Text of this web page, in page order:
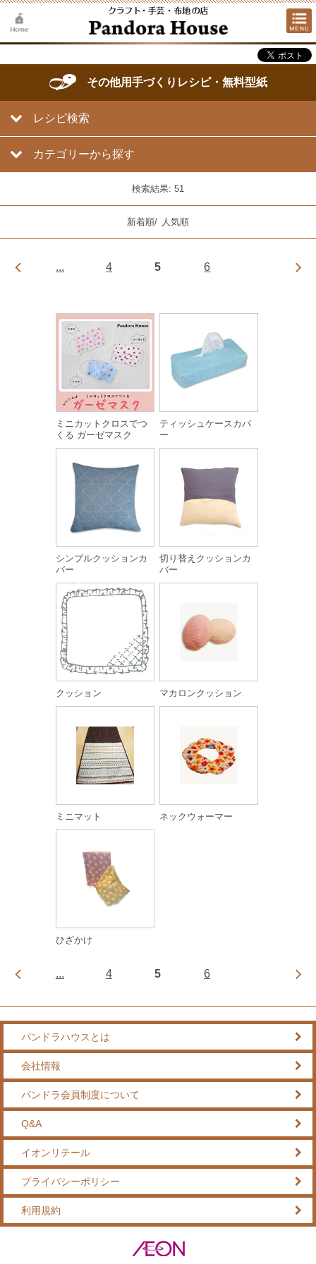
その他用手づくりレシピ・無料型紙
レシピ検索
カテゴリーから探す
検索結果: 51
新着順/ 人気順
... 4 5 6
ミニカットクロスでつ
くる ガーゼマスク
ティッシュケースカバ
ー
シンプルクッションカ
バー
切り替えクッションカ
バー
クッション マカロンクッション
ミニマット ネックウォーマー
ひざかけ
... 4 5 6
パンドラハウスとは
会社情報
パンドラ会員制度について
Q&A
イオンリテール
プライバシーポリシー
利用規約